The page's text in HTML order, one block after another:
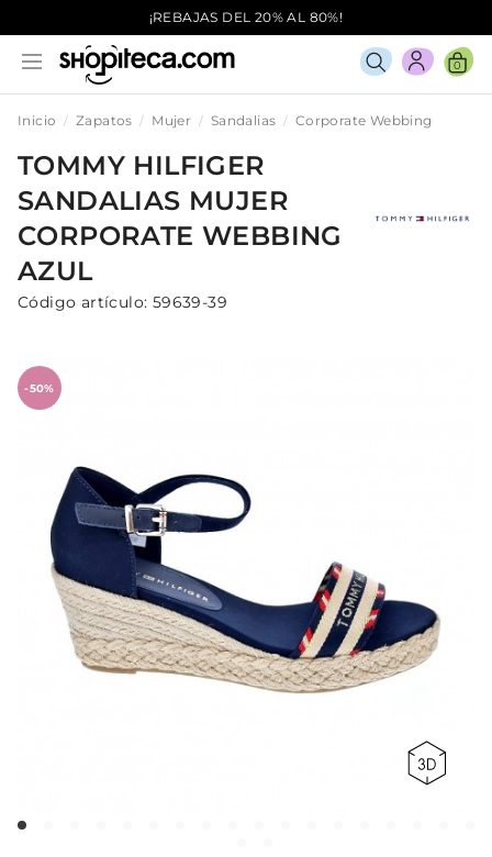
¡REBAJAS DEL 20% AL 80%!
0
Inicio Zapatos Mujer Sandalias Corporate Webbing
TOMMY HILFIGER
SANDALIAS MUJER
CORPORATE WEBBING
AZUL
Código artículo: 59639-39
-50%